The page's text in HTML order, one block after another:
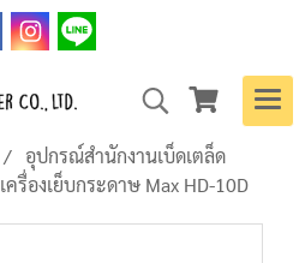
อุปกรณ์สำนักงานเบ็ดเตล็ด
เครื่องเย็บกระดาษ Max HD-10D